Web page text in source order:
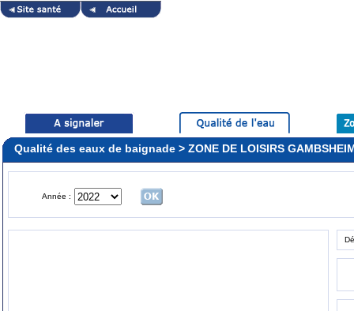
Qualité des eaux de baignade > ZONE DE LOISIRS
Année :